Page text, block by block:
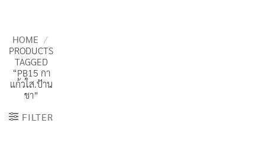
HOME /
PRODUCTS
TAGGED
“PB15 กา
แก้วใส.ป้าน
ชา”
FILTER